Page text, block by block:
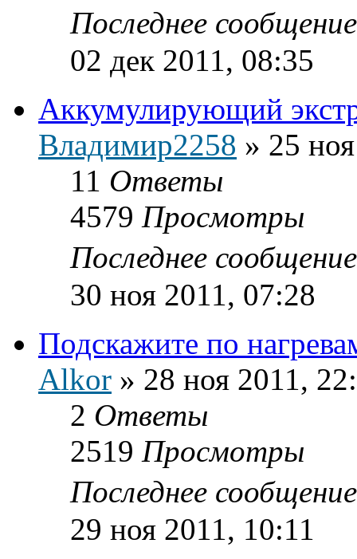
Последнее
02 дек 2011, 08:35
Аккумулирующий
Владимир2258 » 25
11 Ответы
4579 Просмотры
Последнее
30 ноя 2011, 07:28
Подскажите по
Alkor » 28 ноя 2011,
2 Ответы
2519 Просмотры
Последнее
29 ноя 2011, 10:11